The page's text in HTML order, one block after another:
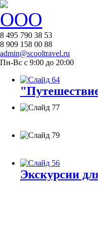
8 495 790 38 53
8 909 158 00 88
admin@scooltravel.ru
Пн-Вс с 9:00 до 20:00
Экскурсии